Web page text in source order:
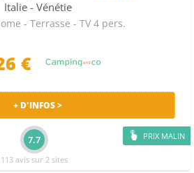
Italie - Vénétie
- Terrasse - TV 4 pers.
€
PRIX MALIN
+ D'INFOS >
7.7
113 avis sur 2 sites